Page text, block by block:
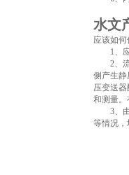
水文
应该如
1、应
2、流
侧产生静
压变送
和测量。
3、由
等情况